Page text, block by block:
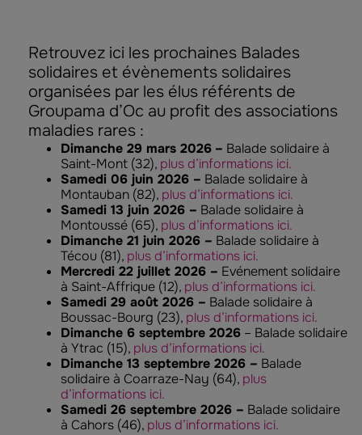
Retrouvez ici les prochaines Balades
solidaires et évènements solidaires
organisées par les élus référents de
Groupama d’Oc au profit des associations
maladies rares :
Dimanche 29 mars 2026 – Balade solidaire à
Saint-Mont (32), plus d’informations ici.
Samedi 06 juin 2026 – Balade solidaire à
Montauban (82), plus d’informations ici.
Samedi 13 juin 2026 – Balade solidaire à
Montoussé (65), plus d’informations ici.
Dimanche 21 juin 2026 – Balade solidaire à
Técou (81), plus d’informations ici.
Mercredi 22 juillet 2026 – Evénement solidaire
à Saint-Affrique (12), plus d’informations ici.
Samedi 29 août 2026 – Balade solidaire à
Boussac-Bourg (23), plus d’informations ici.
Dimanche 6 septembre 2026 – Balade solidaire
à Ytrac (15), plus d’informations ici.
Dimanche 13 septembre 2026 – Balade
solidaire à Coarraze-Nay (64), plus
d’informations ici.
Samedi 26 septembre 2026 – Balade solidaire
à Cahors (46), plus d’informations ici.